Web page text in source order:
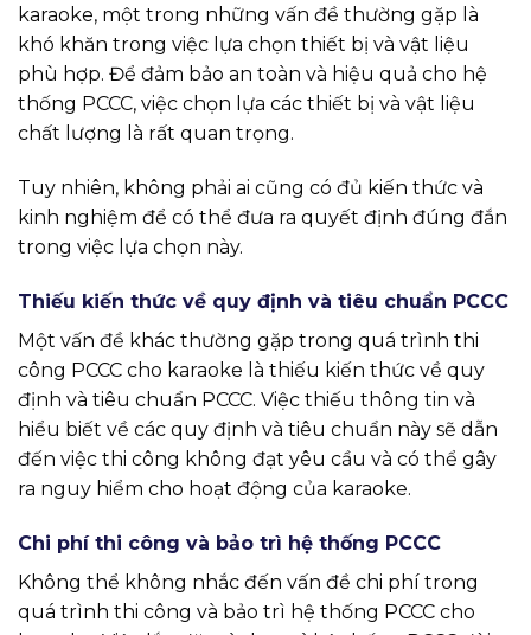
karaoke, một trong những vấn đề thường gặp là
khó khăn trong việc lựa chọn thiết bị và vật liệu
phù hợp. Để đảm bảo an toàn và hiệu quả cho hệ
thống PCCC, việc chọn lựa các thiết bị và vật liệu
chất lượng là rất quan trọng.
Tuy nhiên, không phải ai cũng có đủ kiến thức và
kinh nghiệm để có thể đưa ra quyết định đúng đắn
trong việc lựa chọn này.
Thiếu kiến thức về quy định và tiêu chuẩn PCCC
Một vấn đề khác thường gặp trong quá trình thi
công PCCC cho karaoke là thiếu kiến thức về quy
định và tiêu chuẩn PCCC. Việc thiếu thông tin và
hiểu biết về các quy định và tiêu chuẩn này sẽ dẫn
đến việc thi công không đạt yêu cầu và có thể gây
ra nguy hiểm cho hoạt động của karaoke.
Chi phí thi công và bảo trì hệ thống PCCC
Không thể không nhắc đến vấn đề chi phí trong
quá trình thi công và bảo trì hệ thống PCCC cho